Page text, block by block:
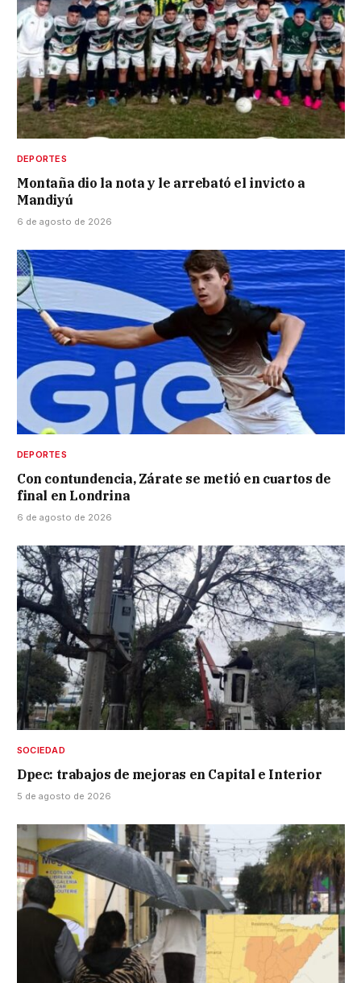
DEPORTES
Montaña dio la nota y le arrebató el invicto a
Mandiyú
6 de agosto de 2026
DEPORTES
Con contundencia, Zárate se metió en cuartos de
final en Londrina
6 de agosto de 2026
SOCIEDAD
Dpec: trabajos de mejoras en Capital e Interior
5 de agosto de 2026